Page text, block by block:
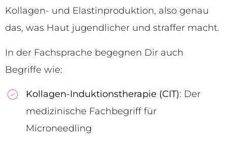
Kollagen- und Elastinproduktion, also genau
das, was Haut jugendlicher und straffer macht.
In der Fachsprache begegnen Dir auch
Begriffe wie:
Kollagen-Induktionstherapie (CIT): Der
medizinische Fachbegriff für
Microneedling